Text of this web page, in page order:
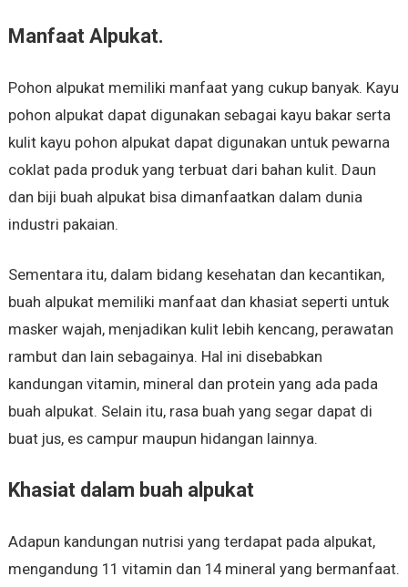
Manfaat Alpukat.
Pohon alpukat memiliki manfaat yang cukup banyak. Kayu
pohon alpukat dapat digunakan sebagai kayu bakar serta
kulit kayu pohon alpukat dapat digunakan untuk pewarna
coklat pada produk yang terbuat dari bahan kulit. Daun
dan biji buah alpukat bisa dimanfaatkan dalam dunia
industri pakaian.
Sementara itu, dalam bidang kesehatan dan kecantikan,
buah alpukat memiliki manfaat dan khasiat seperti untuk
masker wajah, menjadikan kulit lebih kencang, perawatan
rambut dan lain sebagainya. Hal ini disebabkan
kandungan vitamin, mineral dan protein yang ada pada
buah alpukat. Selain itu, rasa buah yang segar dapat di
buat jus, es campur maupun hidangan lainnya.
Khasiat dalam buah alpukat
Adapun kandungan nutrisi yang terdapat pada alpukat,
mengandung 11 vitamin dan 14 mineral yang bermanfaat.